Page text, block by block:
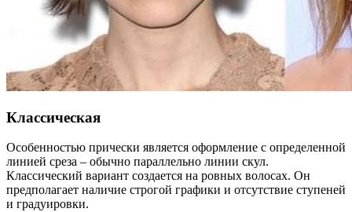
Классическая
Особенностью прически является оформление с определенной
линией среза – обычно параллельно линии скул.
Классический вариант создается на ровных волосах. Он
предполагает наличие строгой графики и отсутствие ступеней
и градуировки.